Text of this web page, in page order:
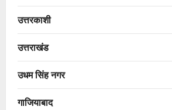
उत्तरकाशी
उत्तराखंड
उधम सिंह नगर
गाजियाबाद